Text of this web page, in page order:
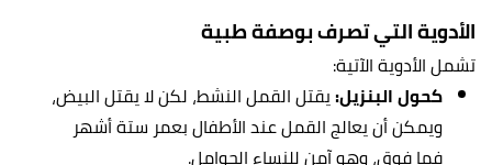
الأدوية التي تصرف بوصفة طبية
تشمل الأدوية الآتية:
كحول البنزيل:يقتل القمل النشط، لكن لا يقتل البيض،
ويمكن أن يعالج القمل عند الأطفال بعمر ستة أشهر
فما فوق، وهو آمن للنساء الحوامل.